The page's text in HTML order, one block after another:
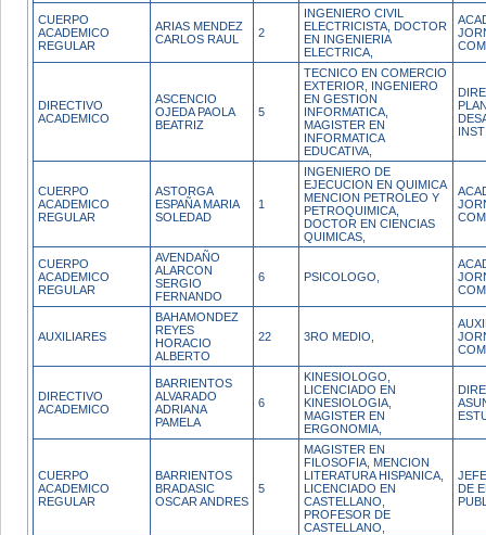
CUERPO
ACADEMICO
REGULAR
ARIAS MENDEZ
CARLOS RAUL
2
INGENIERO CIVIL
ELECTRICISTA, DOCTOR
EN INGENIERIA
ELECTRICA,
DIRECTIVO
ACADEMICO
ASCENCIO
OJEDA PAOLA
BEATRIZ
5
TECNICO EN COMERCIO
EXTERIOR, INGENIERO
EN GESTION
INFORMATICA,
MAGISTER EN
INFORMATICA
EDUCATIVA,
CUERPO
ACADEMICO
REGULAR
ASTORGA
ESPAÑA MARIA
SOLEDAD
1
INGENIERO DE
EJECUCION EN QUIMICA
MENCION PETROLEO Y
PETROQUIMICA,
DOCTOR EN CIENCIAS
QUIMICAS,
CUERPO
ACADEMICO
REGULAR
AVENDAÑO
ALARCON
SERGIO
FERNANDO
6 PSICOLOGO,
AUXILIARES
BAHAMONDEZ
REYES
HORACIO
ALBERTO
22 3RO MEDIO,
DIRECTIVO
ACADEMICO
BARRIENTOS
ALVARADO
ADRIANA
PAMELA
6
KINESIOLOGO,
LICENCIADO EN
KINESIOLOGIA,
MAGISTER EN
ERGONOMIA,
CUERPO
ACADEMICO
REGULAR
BARRIENTOS
BRADASIC
OSCAR ANDRES
5
MAGISTER EN
FILOSOFIA, MENCION
LITERATURA HISPANICA,
LICENCIADO EN
CASTELLANO,
PROFESOR DE
CASTELLANO,
DE